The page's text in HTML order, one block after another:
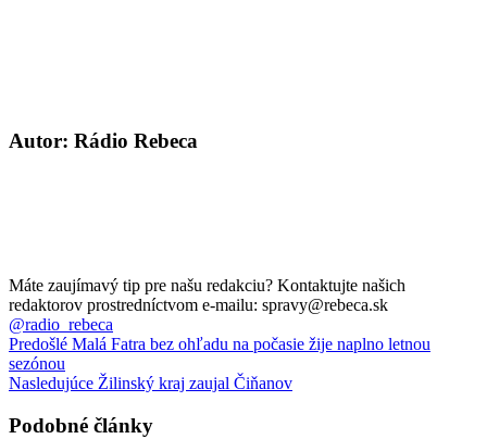
Autor: Rádio Rebeca
Máte zaujímavý tip pre našu redakciu? Kontaktujte našich
redaktorov prostredníctvom e-mailu: spravy@rebeca.sk
@radio_rebeca
Predošlé Malá Fatra bez ohľadu na počasie žije naplno letnou
sezónou
Nasledujúce Žilinský kraj zaujal Čiňanov
Podobné články